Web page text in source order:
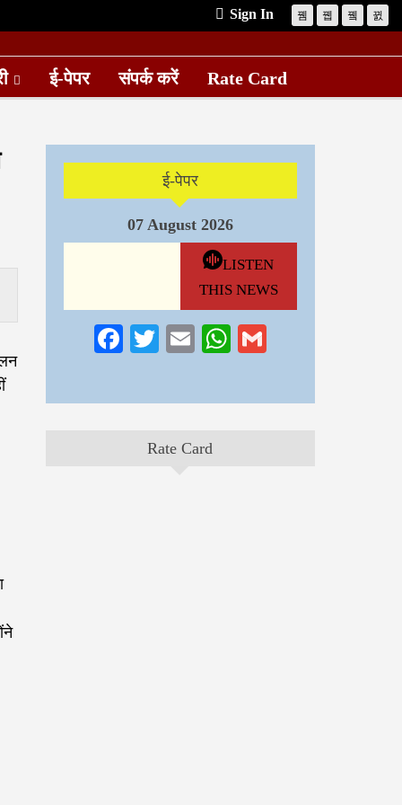
Sign In
ई-पेपर संपर्क करें Rate Card
ई-पेपर
07 August 2026
LISTEN
THIS NEWS
Facebook
TwitterEmailWhatsApp
Rate Card